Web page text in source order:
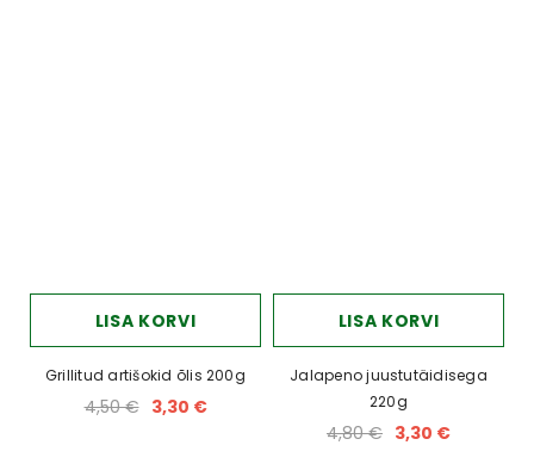
LISA KORVI
Grillitud artišokid õlis 200g
4,50 € 3,30 €
LISA KORVI
Jalapeno juustutäidisega
220g
4,80 € 3,30 €